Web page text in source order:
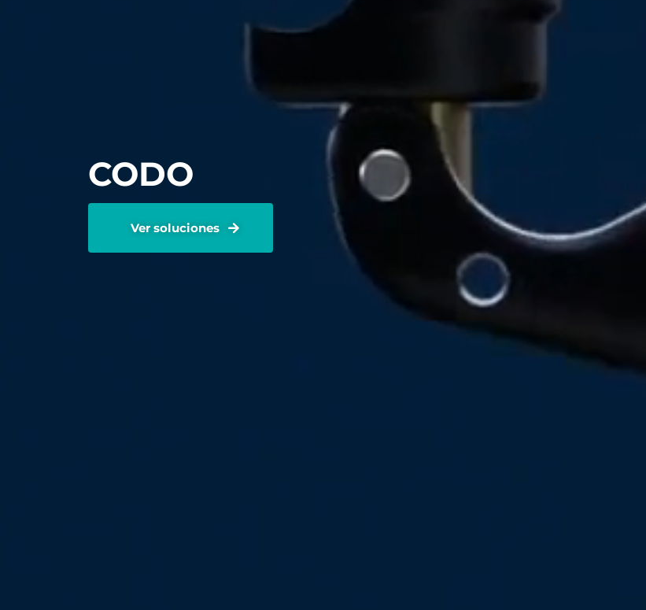
CODO
Ver soluciones